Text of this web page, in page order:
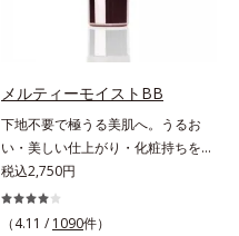
ァンデーションの7役を兼ねる多機
能BB。慌ただしい朝でもパパッと
塗るだけで、厚塗り感のない、自然
なツヤめきのある美肌に整えます。
*1 年齢を重ねた肌*2 オルビス内BB
クリームのカバー力
メルティーモイストBB
下地不要で極うる美肌へ。うるお
い・美しい仕上がり・化粧持ちを実
現。美容液製法の極上BBクリー
ム。ファンデーションに美容成分を
加える一般的な製法ではなく、美容
税込2,750円
（4.11 / 1090件）